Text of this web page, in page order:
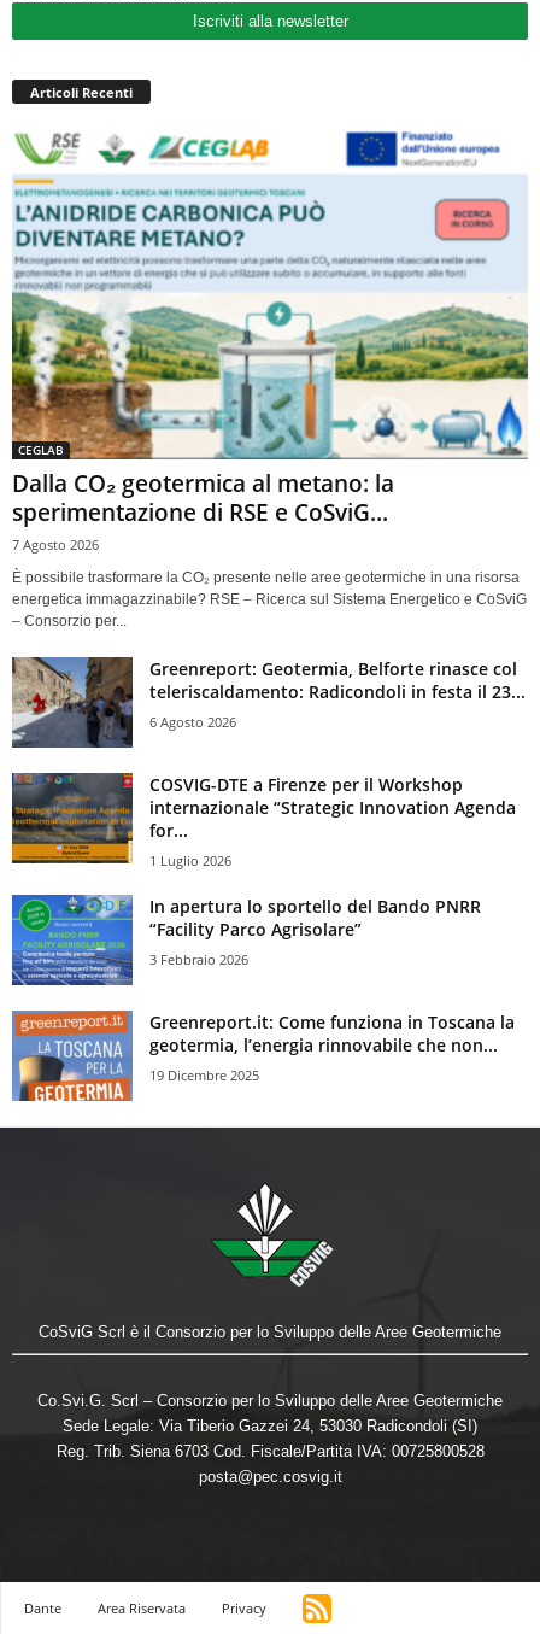
Iscriviti alla newsletter
Articoli Recenti
CEGLAB
Dalla CO₂ geotermica al metano: la
sperimentazione di RSE e CoSviG...
7 Agosto 2026
È possibile trasformare la CO₂ presente nelle aree geotermiche in una risorsa
energetica immagazzinabile? RSE – Ricerca sul Sistema Energetico e CoSviG
– Consorzio per...
Greenreport: Geotermia, Belforte rinasce col
teleriscaldamento: Radicondoli in festa il 23...
6 Agosto 2026
COSVIG-DTE a Firenze per il Workshop
internazionale “Strategic Innovation Agenda
for...
1 Luglio 2026
In apertura lo sportello del Bando PNRR
“Facility Parco Agrisolare”
3 Febbraio 2026
Greenreport.it: Come funziona in Toscana la
geotermia, l’energia rinnovabile che non...
19 Dicembre 2025
CoSviG Scrl è il Consorzio per lo Sviluppo delle Aree Geotermiche
Co.Svi.G. Scrl – Consorzio per lo Sviluppo delle Aree Geotermiche
Sede Legale: Via Tiberio Gazzei 24, 53030 Radicondoli (SI)
Reg. Trib. Siena 6703 Cod. Fiscale/Partita IVA: 00725800528
posta@pec.cosvig.it
Dante Area Riservata Privacy